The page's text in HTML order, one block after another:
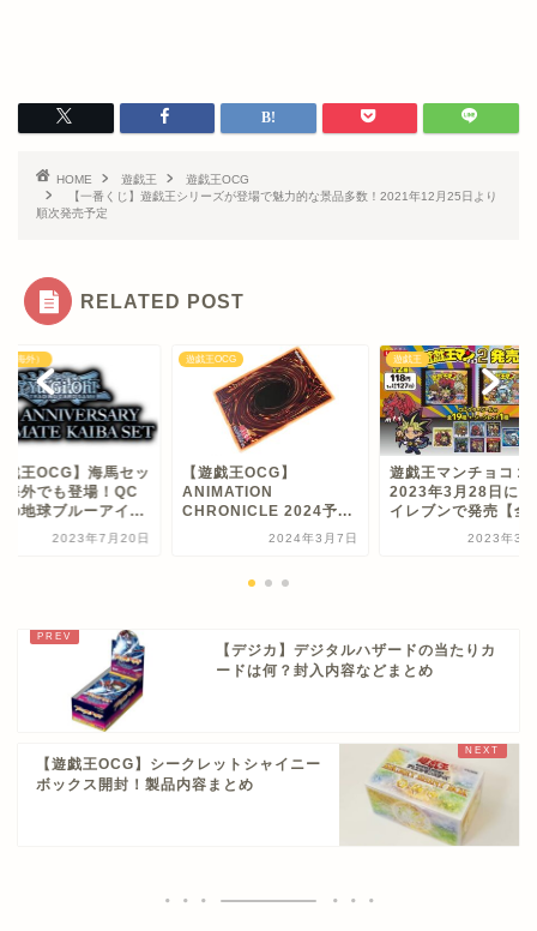
HOME 遊戯王
遊戯王OCG
【一番くじ】遊戯王シリーズが登場で魅力的な景品多数！2021年12月25日より
順次発売予定
RELATED POST
（海外）
戯王OCG】海馬セッ
海外でも登場！QC
の地球ブルーアイ...
2023年7月20日
遊戯王OCG
【遊戯王OCG】
ANIMATION
CHRONICLE 2024予...
2024年3月7日
遊戯王
遊戯王マンチョコ２
2023年3月28日にセ
イレブンで発売【全
2023年3
【デジカ】デジタルハザードの当たりカ
ードは何？封入内容などまとめ
【遊戯王OCG】シークレットシャイニー
ボックス開封！製品内容まとめ